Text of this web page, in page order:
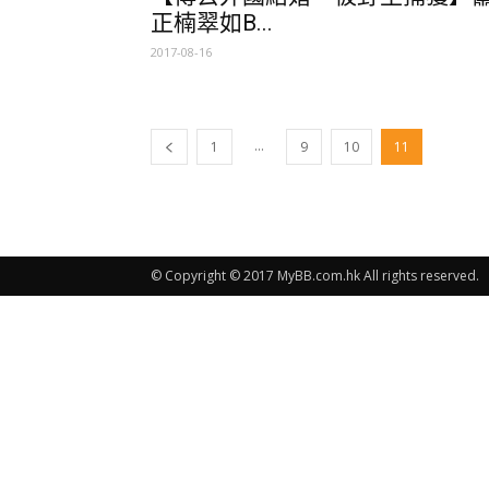
正楠翠如B...
2017-08-16
1 ... 9 10 11
© Copyright © 2017 MyBB.com.hk All rights reserved.